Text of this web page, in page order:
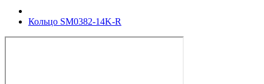
Кольцо SM0382-14K-R